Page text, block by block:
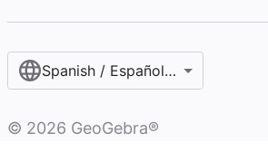
Spanish / Español (internacional)
© 2026 GeoGebra®